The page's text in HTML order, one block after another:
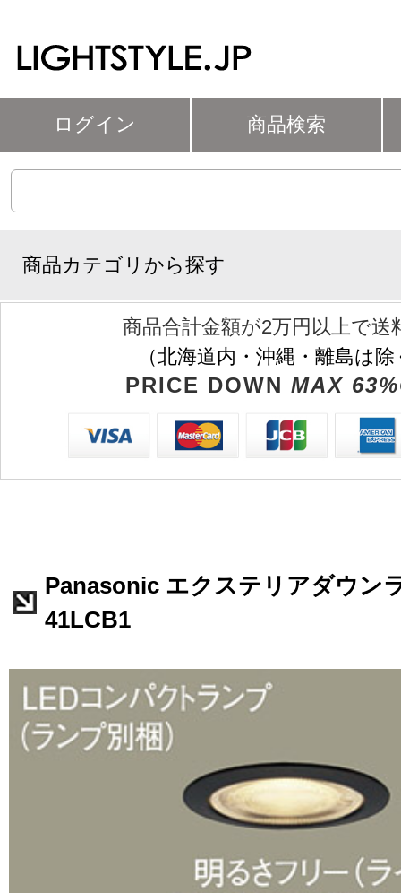
ログイン 商品検索
商品カテゴリから探す
商品合計金額が2万円以上で送
（北海道内・沖縄・離島は
PRICE DOWN MAX
Panasonic エクステリアダウン
41LCB1